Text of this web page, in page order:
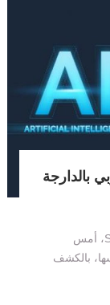
بالدارجة
احتفلت الشركة المغربية الناشئة Sensei Prod، أمس
بالكشف